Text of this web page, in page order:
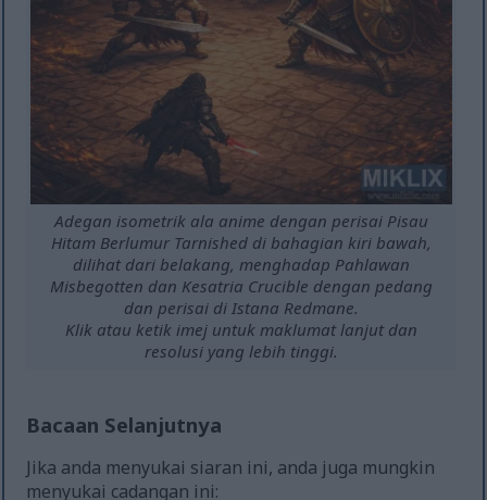
Adegan isometrik ala anime dengan perisai Pisau
Hitam Berlumur Tarnished di bahagian kiri bawah,
dilihat dari belakang, menghadap Pahlawan
Misbegotten dan Kesatria Crucible dengan pedang
dan perisai di Istana Redmane.
Klik atau ketik imej untuk maklumat lanjut dan
resolusi yang lebih tinggi.
Bacaan Selanjutnya
Jika anda menyukai siaran ini, anda juga mungkin
menyukai cadangan ini: